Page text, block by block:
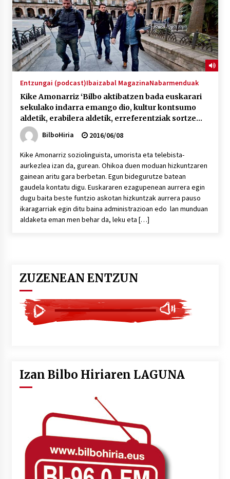
Entzungai (podcast)Ibaizabal MagazinaNabarmenduak
Kike Amonarriz ‘Bilbo aktibatzen bada euskarari
sekulako indarra emango dio, kultur kontsumo
aldetik, erabilera aldetik, erreferentziak sortze
aldera’
BilboHiria 2016/06/08
Kike Amonarriz soziolinguista, umorista eta telebista-
aurkezlea izan da, gurean. Ohikoa duen moduan hizkuntzaren
gainean aritu gara berbetan. Egun bidegurutze batean
gaudela kontatu digu. Euskararen ezagupenean aurrera egin
dugu baita beste funtzio askotan hizkuntzak aurrera pauso
ikaragarriak egin ditu baina administrazioan edo lan munduan
aldaketa eman men behar da, leku eta […]
ZUZENEAN ENTZUN
Izan Bilbo Hiriaren LAGUNA